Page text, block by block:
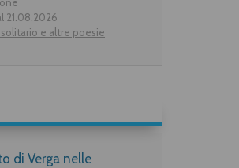
21.08.2026
e altre poesie
di Verga nelle